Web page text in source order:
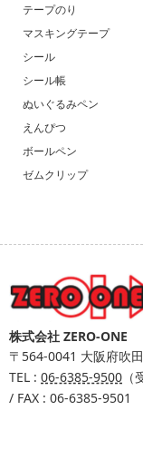
テープのり
マスキングテープ
シール
シール帳
ぬいぐるみペン
えんぴつ
ボールペン
ゼムクリップ
株式会社 ZERO-ONE
〒564-0041 大阪府吹
TEL : 06-6385-9500
/ FAX : 06-6385-9501